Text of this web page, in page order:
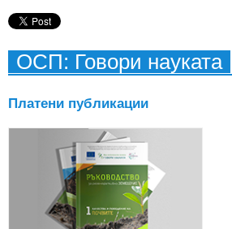
ОСП: Говори науката
Платени публикации